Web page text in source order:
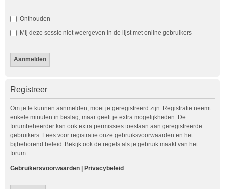
Onthouden
Mij deze sessie niet weergeven in de lijst met online gebruikers
Registreer
Om je te kunnen aanmelden, moet je geregistreerd zijn. Registratie neemt
enkele minuten in beslag, maar geeft je extra mogelijkheden. De
forumbeheerder kan ook extra permissies toestaan aan geregistreerde
gebruikers. Lees voor registratie onze gebruiksvoorwaarden en het
bijbehorend beleid. Bekijk ook de regels als je gebruik maakt van het
forum.
Gebruikersvoorwaarden Privacybeleid